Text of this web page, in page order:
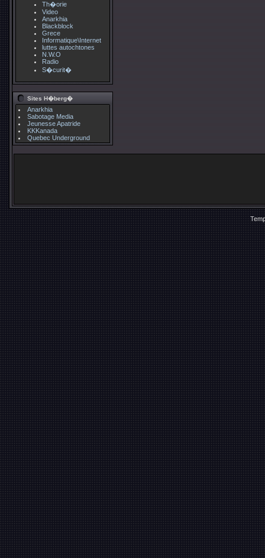
Th�orie
Video
Anarkhia
Blackblock
Grece
Informatique\Internet
luttes autochtones
N.W.O
Radio
S�curit�
Sites H�berg�
Anarkhia
Sabotage Media
Jeunesse Apatride
KKKanada
Quebec Underground